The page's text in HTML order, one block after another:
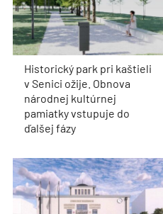
Historický park pri kaštieli
v Senici ožije. Obnova
národnej kultúrnej
pamiatky vstupuje do
ďalšej fázy